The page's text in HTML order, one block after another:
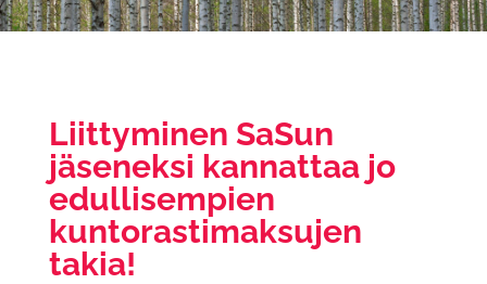
Liittyminen SaSun
jäseneksi kannattaa jo
edullisempien
kuntorastimaksujen
takia!